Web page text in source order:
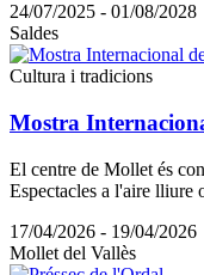
24/07/2025 - 01/08/2028
Saldes
Cultura i tradicions
Mostra
El centre de Mollet és
Espectacles a l'aire lliure
17/04/2026 - 19/04/2026
Mollet del Vallès